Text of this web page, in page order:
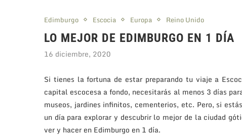
Edimburgo Escocia Europa Reino Unido
LO MEJOR DE EDIMBURGO EN 1 DÍA
16 diciembre, 2020
Si tienes la fortuna de estar preparando tu viaje a
capital escocesa a fondo, necesitarás al menos 3 días
museos, jardines infinitos, cementerios, etc. Pero, si
un día para explorar y descubrir lo mejor de la ciudad
ver y hacer en Edimburgo en 1 día.